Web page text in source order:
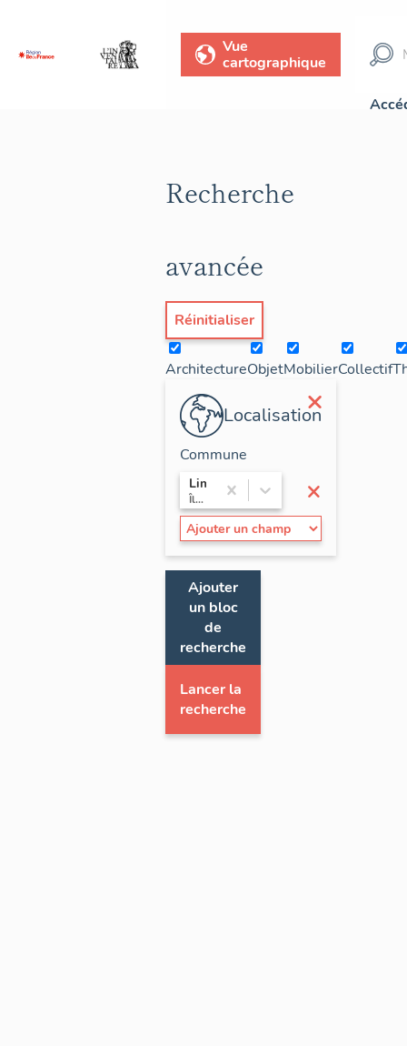
Vue
cartographique
Recherche
avancée
Réinitialiser
ArchitectureObjetMobilierCollectif
×
Localisation
×
Commune
Limay
Île-de-France / Yvelines
Ajouter
un bloc
de
recherche
Lancer la
recherche